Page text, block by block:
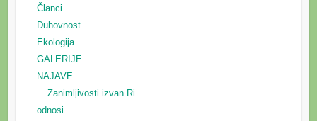
Članci
Duhovnost
Ekologija
GALERIJE
NAJAVE
Zanimljivosti izvan Ri
odnosi